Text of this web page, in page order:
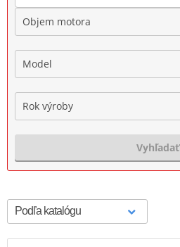
Objem motora
Model
Rok výroby
Vyhľadať